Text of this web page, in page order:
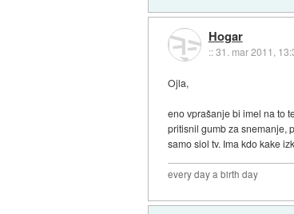
Hogar
::31. mar 2011,
Ojla,
eno vprašanje bi imel na to
pritisnil gumb za snemanje,
samo siol tv. Ima kdo kake
every day a birth day